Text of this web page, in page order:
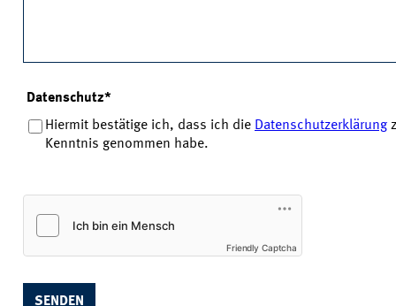
Datenschutz*
Hiermit bestätige ich, dass ich die Datenschutzerklärung
Kenntnis genommen habe.
Friendly Captcha